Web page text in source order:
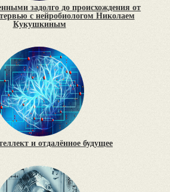
задолго до происхождения от
с нейробиологом Николаем
Кукушкиным
и отдалённое будущее